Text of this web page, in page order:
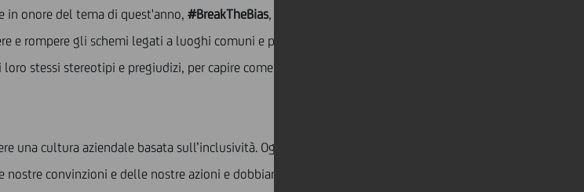
in onore del tema di quest'anno, #BreakTheBias,
e rompere gli schemi legati a luoghi comuni e pregiudizi. Abbiamo raccolto all'interno della
stessi stereotipi e pregiudizi, per capire come li hanno superati e come è cambiato il loro
una cultura aziendale basata sull’inclusività. Oggi, come ogni giorno, ognuno di noi deve
convinzioni e delle nostre azioni e dobbiamo far sentire la nostra voce per produrre il